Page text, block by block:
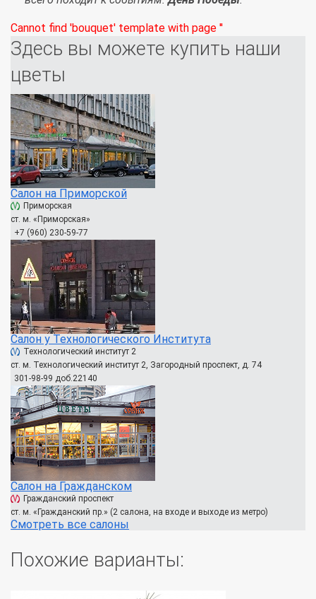
Cannot find 'bouquet' template with page ''
Здесь вы можете купить наши
цветы
Салон на Приморской
Приморская
ст. м. «Приморская»
+7 (960) 230-59-77
Салон у Технологического Института
Технологический институт 2
ст. м. Технологический институт 2, Загородный проспект, д. 74
301-98-99 доб.22140
Салон на Гражданском
Гражданский проспект
ст. м. «Гражданский пр.» (2 салона, на входе и выходе из метро)
Смотреть все салоны
Похожие варианты: